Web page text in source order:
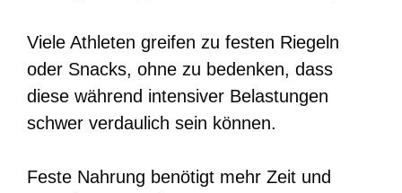
Viele Athleten greifen zu festen Riegeln
oder Snacks, ohne zu bedenken, dass
diese während intensiver Belastungen
schwer verdaulich sein können.
Feste Nahrung benötigt mehr Zeit und